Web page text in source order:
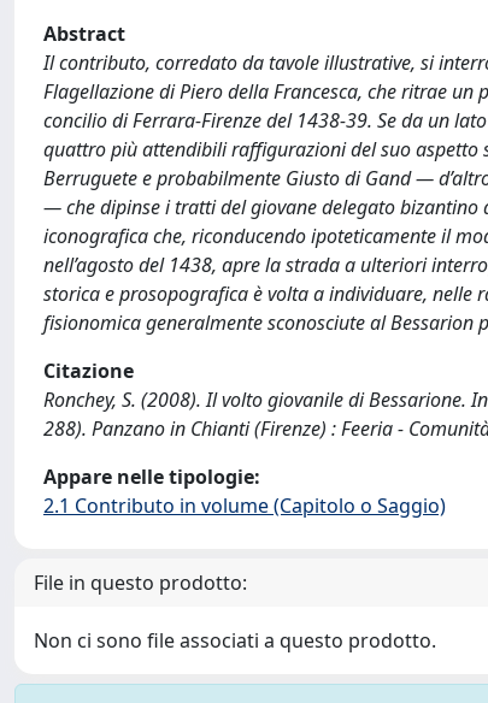
Abstract
Il contributo, corredato da tavole illustrative, si
Flagellazione di Piero della Francesca, che ritrae
concilio di Ferrara-Firenze del 1438-39. Se da un
quattro più attendibili raffigurazioni del suo aspetto
Berruguete e probabilmente Giusto di Gand —
— che dipinse i tratti del giovane delegato
iconografica che, riconducendo ipoteticamente il
nell’agosto del 1438, apre la strada a ulteriori
storica e prosopografica è volta a individuare, nelle
fisionomica generalmente sconosciute al Bessarion
Citazione
Ronchey, S. (2008). Il volto giovanile di
288). Panzano in Chianti (Firenze) : Feeria -
Appare nelle tipologie:
2.1 Contributo in volume (Capitolo o Saggio)
File in questo prodotto:
Non ci sono file associati a questo prodotto.